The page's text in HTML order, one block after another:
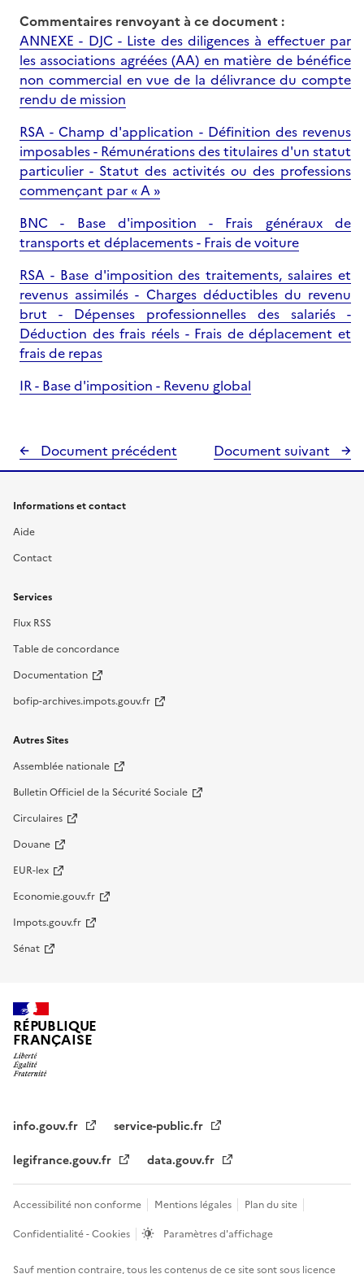
Commentaires renvoyant à ce document :
ANNEXE - DJC - Liste des diligences à effectuer par
les associations agréées (AA) en matière de bénéfice
non commercial en vue de la délivrance du compte
rendu de mission
RSA - Champ d'application - Définition des revenus
imposables - Rémunérations des titulaires d'un statut
particulier - Statut des activités ou des professions
commençant par « A »
BNC - Base d'imposition - Frais généraux de
transports et déplacements - Frais de voiture
RSA - Base d'imposition des traitements, salaires et
revenus assimilés - Charges déductibles du revenu
brut - Dépenses professionnelles des salariés -
Déduction des frais réels - Frais de déplacement et
frais de repas
IR - Base d'imposition - Revenu global
Document précédent Document suivant
Informations et contact
Aide
Contact
Services
Flux RSS
Table de concordance
Documentation
bofip-archives.impots.gouv.fr
Autres Sites
Assemblée nationale
Bulletin Officiel de la Sécurité Sociale
Circulaires
Douane
EUR-lex
Economie.gouv.fr
Impots.gouv.fr
Sénat
RÉPUBLIQUE
FRANÇAISE
info.gouv.fr
service-public.fr
legifrance.gouv.fr
data.gouv.fr
Accessibilité non conforme Mentions légales
Plan du site
Confidentialité - Cookies
Paramètres d'affichage
Sauf mention contraire, tous les contenus de ce site sont sous licence